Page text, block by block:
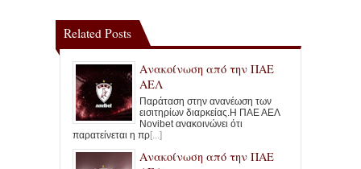
Related Posts
Ανακοίνωση από την ΠΑΕ
ΑΕΛ
Παράταση στην ανανέωση των
εισιτηρίων διαρκείας.Η ΠΑΕ ΑΕΛ
Novibet ανακοινώνει ότι
παρατείνεται η πρ[...]
Ανακοίνωση από την ΠΑΕ